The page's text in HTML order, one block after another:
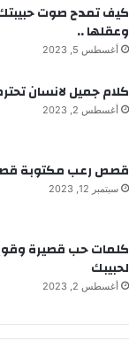
كيف تمدح صوت
وعقلها ..
أغسطس 5, 2023
كلام جميل لانسان
أغسطس 2, 2023
قصص رعب مكتوبة
سبتمبر 12, 2023
كلمات حب قصيرة
لحبيبك
أغسطس 2, 2023